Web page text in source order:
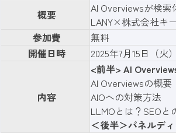
概要
AI Overviewsが検
LANY×株式会社キ
参加費
無料
開催日時
2025年7月15日（火
内容
<前半> AI
AI Overviewsの概要
AIOへの対策方法
LLMOとは？SEOと
＜後半＞パネルデ